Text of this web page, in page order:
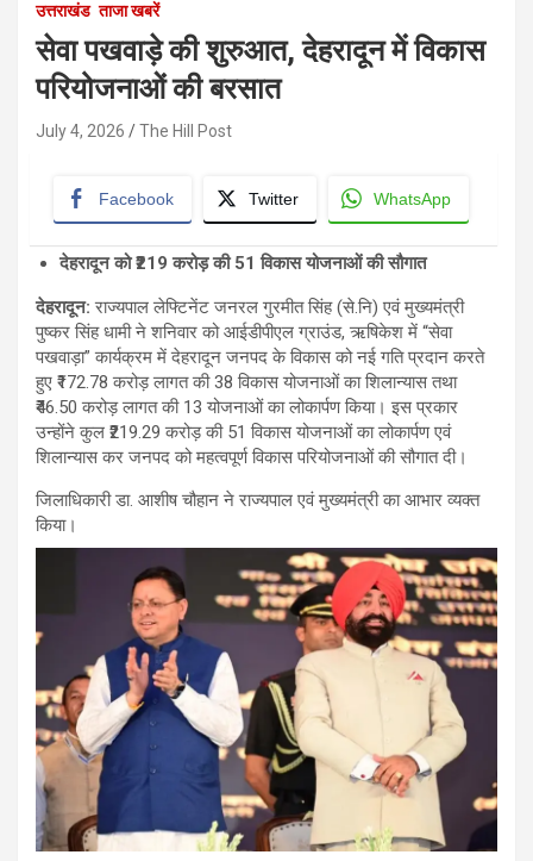
उत्तराखंड ताजा खबरें
सेवा पखवाड़े की शुरुआत, देहरादून में विकास
परियोजनाओं की बरसात
July 4, 2026 The Hill Post
Facebook Twitter WhatsApp
देहरादून को ₹219 करोड़ की 51 विकास योजनाओं की सौगात
देहरादून: राज्यपाल लेफ्टिनेंट जनरल गुरमीत सिंह (से.नि) एवं मुख्यमंत्री
पुष्कर सिंह धामी ने शनिवार को आईडीपीएल ग्राउंड, ऋषिकेश में “सेवा
पखवाड़ा” कार्यक्रम में देहरादून जनपद के विकास को नई गति प्रदान करते
हुए ₹172.78 करोड़ लागत की 38 विकास योजनाओं का शिलान्यास तथा
₹46.50 करोड़ लागत की 13 योजनाओं का लोकार्पण किया। इस प्रकार
उन्होंने कुल ₹219.29 करोड़ की 51 विकास योजनाओं का लोकार्पण एवं
शिलान्यास कर जनपद को महत्वपूर्ण विकास परियोजनाओं की सौगात दी।
जिलाधिकारी डा. आशीष चौहान ने राज्यपाल एवं मुख्यमंत्री का आभार व्यक्त
किया।